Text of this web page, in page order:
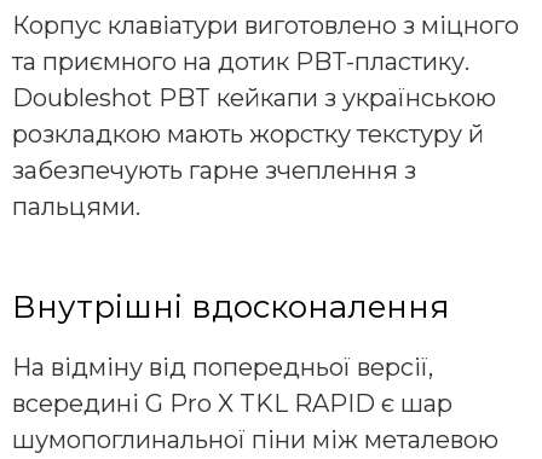
Корпус клавіатури виготовлено з міцного
та приємного на дотик PBT-пластику.
Doubleshot PBT кейкапи з українською
розкладкою мають жорстку текстуру й
забезпечують гарне зчеплення з
пальцями.
Внутрішні вдосконалення
На відміну від попередньої версії,
всередині G Pro X TKL RAPID є шар
шумопоглинальної піни між металевою